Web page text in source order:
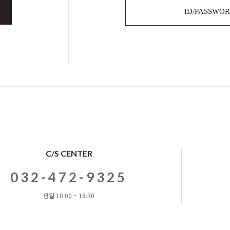
ID/
C/S CENTER
032-472-9325
평일 10:00 ~ 18:30